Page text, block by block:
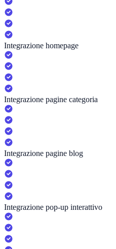
Integrazione homepage
Integrazione pagine categoria
Integrazione pagine blog
Integrazione pop-up interattivo